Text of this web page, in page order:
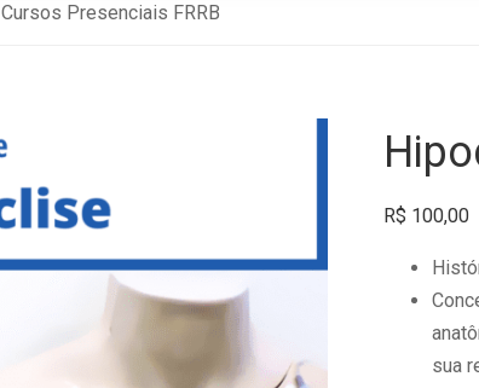
Cursos Presenciais FRRB
R$ 100,00
sua